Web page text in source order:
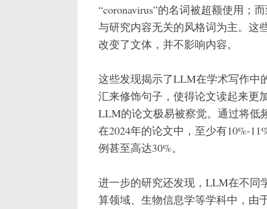
“coronavirus”的名词被超额使用；
与研究内容无关的风格词为主。这
改变了文体，并不影响内容。
这些发现揭示了LLM在学术写作中
汇来修饰句子，使得论文读起来更
LLM的论文极易被察觉。通过将低
在2024年的论文中，至少有10%-
例甚至高达30%。
进一步的研究还发现，LLM在不同
算领域、生物信息学等学科中，由